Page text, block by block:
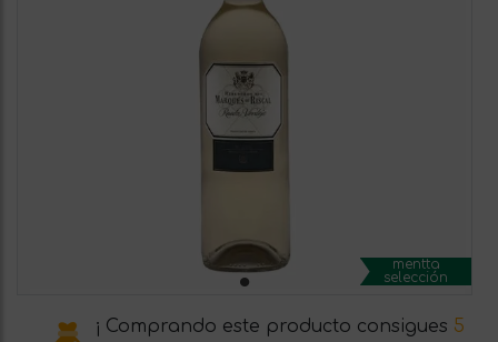
mentta
selección
¡ Comprando este producto consigues 5